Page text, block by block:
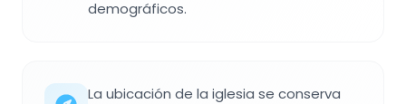
demográficos.
La ubicación de la iglesia se conserva